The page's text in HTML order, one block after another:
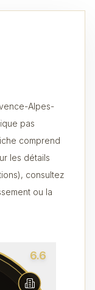
Alpes-
pas
comprend
les détails
consultez
ou la
6.6